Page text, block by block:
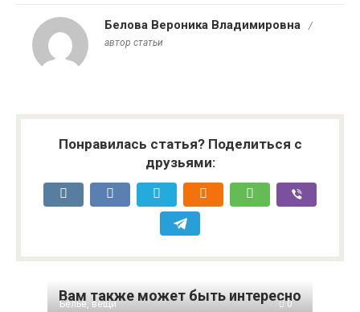
Белова Вероника Владимировна
/
автор статьи
Понравилась статья? Поделиться с
друзьями:
Вам также может быть интересно
Белье, вещи 0